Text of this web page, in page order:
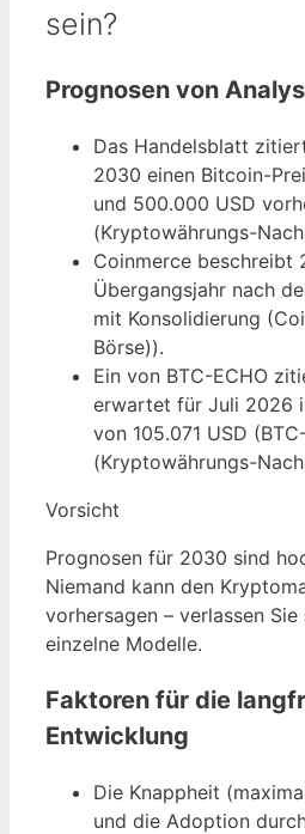
sein?
Prognosen von
Das Handelsblatt
2030 einen Bitcoin-
und 500.000 USD
(Kryptowährungs-
Coinmerce beschreibt
Übergangsjahr nach
mit Konsolidierung
Börse)).
Ein von BTC-ECHO
erwartet für Juli 2026
von 105.071 USD
(Kryptowährungs-
Vorsicht
Prognosen für 2030 sind
Niemand kann den
vorhersagen – verlassen
einzelne Modelle.
Faktoren für die
Entwicklung
Die Knappheit
und die Adoption